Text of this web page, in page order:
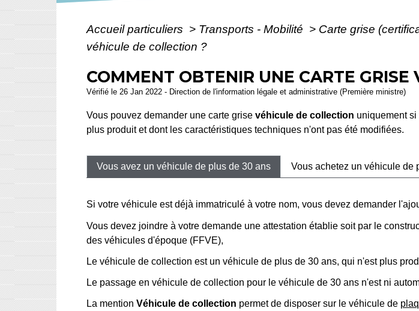
Accueil particuliers > Transports - Mobilité > Carte grise
véhicule de collection ?
COMMENT OBTENIR UNE CARTE GRISE
Vérifié le 26 Jan 2022 - Direction de l'information légale et administrative (Première ministre)
Vous pouvez demander une carte grisevéhicule de collection uniquement
plus produit et dont les caractéristiques techniques n'ont pas été modifiées.
Vous avez un véhicule de plus de 30 ans Vous achetez un véhicule de
Si votre véhicule est déjà immatriculé à votre nom, vous devez demander
Vous devez joindre à votre demande une attestation établie soit par le
des véhicules d'époque (FFVE),
Le véhicule de collection est un véhicule de plus de 30 ans, qui n'est plus
Le passage en véhicule de collection pour le véhicule de 30 ans n'est ni
La mentionVéhicule de collection permet de disposer sur le véhicule de